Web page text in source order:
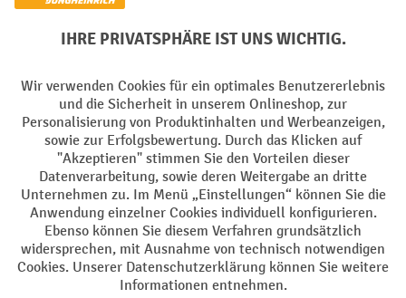
Käuferschutz
Mit geprüfter Qualität, Sicherheit und Transparenz ist jh-
profishop.de in hohem Maße vertrauenswürdig.
Ihre Profi-Vorteile
Versandkostenfrei ab 250€